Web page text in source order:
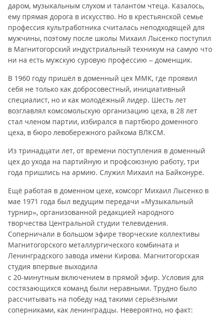
даром, музыкальным слухом и талантом чтеца. Казалось,
ему прямая дорога в искусство. Но в крестьянской семье
профессия культработника считалась неподходящей для
мужчины, поэтому после школы Михаил Лысенко поступил
в Магнитогорский индустриальный техникум на самую что
ни на есть мужскую суровую профессию – доменщик.
В 1960 году пришёл в доменный цех ММК, где проявил
себя не только как добросовестный, инициативный
специалист, но и как молодёжный лидер. Шесть лет
возглавлял комсомольскую организацию цеха, в 28 лет
стал членом партии, избирался в партбюро доменного
цеха, в бюро левобережного райкома ВЛКСМ.
Из тринадцати лет, от времени поступления в доменный
цех до ухода на партийную и профсоюзную работу, три
года пришлись на армию. Служил Михаил на Байконуре.
Ещё работая в доменном цехе, комсорг Михаил Лысенко в
мае 1971 года был ведущим передачи «Музыкальный
турнир», организованной редакцией народного
творчества Центральной студии телевидения.
Соперничали в большом эфире творческие коллективы
Магнитогорского металлургического комбината и
Ленинградского завода имени Кирова. Магнитогорская
студия впервые выходила
с 20-минутным включением в прямой эфир. Условия для
состязающихся команд были неравными. Трудно было
рассчитывать на победу над такими серьёзными
соперниками, как ленинградцы. Невероятно, но факт: